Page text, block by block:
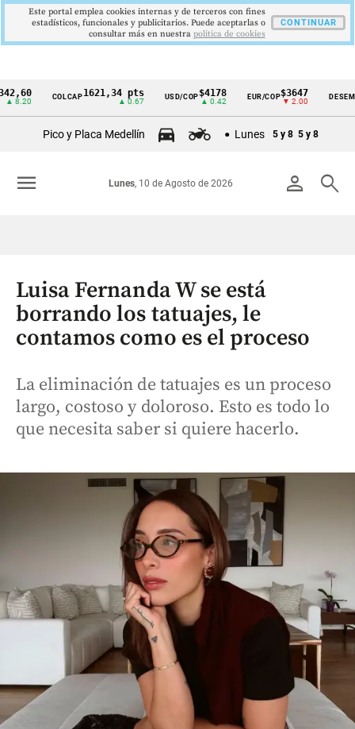
Cintillo
Colombia
COLCAP1621,34 pts USD/COP$4178
▲ 0.42
EUR/COP$3647
▼ 2.00
DESEMPLEO
▼
Pico y Placa Medellín Lunes 5 y 8 5 y 8
person search
Lunes, 10 de Agosto de 2026
menu
Luisa Fernanda W se está
borrando los tatuajes, le
contamos como es el proceso
La eliminación de tatuajes es un proceso
largo, costoso y doloroso. Esto es todo lo
que necesita saber si quiere hacerlo.
Este portal emplea cookies internas y de terceros con fines
estadísticos, funcionales y publicitarios. Puede aceptarlas o
consultar más en nuestra politica de cookies
CONTINUAR